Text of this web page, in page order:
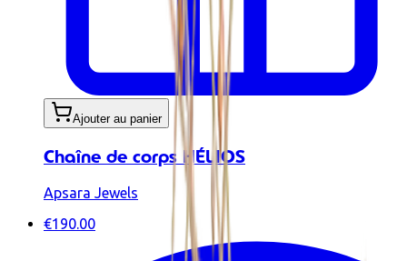
Ajouter au panier
Chaîne de corps HÉLIOS
Apsara Jewels
€190.00